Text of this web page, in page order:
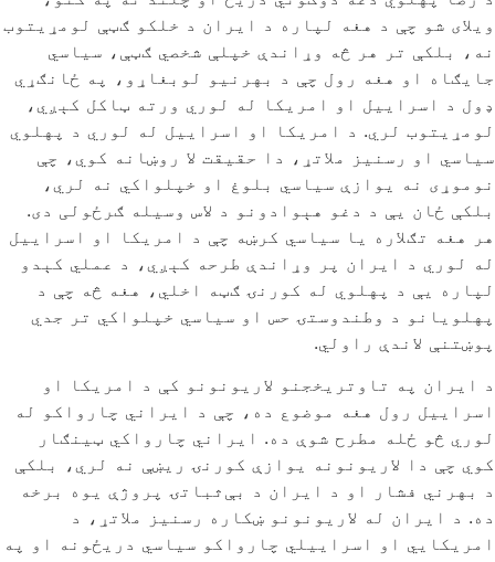
ویلای شو چې د هغه لپاره د ایران د خلکو ګټې لومړیتوب
نه، بلکې تر هر څه وړاندې خپلې شخصي ګټې، سیاسي
جایګاه او هغه رول چې د بهرنیو لوبغاړو، په ځانګړي
ډول د اسراییل او امریکا له لوري ورته ټاکل کېږي،
لومړیتوب لري. د امریکا او اسراییل له لوري د پهلوي
سیاسي او رسنیز ملاتړ، دا حقیقت لا روښانه کوي، چې
نوموړی نه یوازې سیاسي بلوغ او خپلواکي نه لري،
بلکې ځان یې د دغو هېوادونو د لاس وسیله ګرځولی دی.
هر هغه تګلاره یا سیاسي کرښه چې د امریکا او اسراییل
له لوري د ایران پر وړاندې طرحه کېږي، د عملي کېدو
لپاره یې د پهلوي له کورنۍ ګټه اخلي، هغه څه چې د
پهلویانو د وطندوستۍ حس او سیاسي خپلواکي تر جدي
پوښتنې لاندې راولي.
د ایران په تاوتریخجنو لاریونونو کې د امریکا او
اسراییل رول هغه موضوع ده، چې د ایراني چارواکو له
لوري څو ځله مطرح شوې ده. ایراني چارواکي ټینګار
کوي چې دا لاریونونه یوازې کورنۍ ریښې نه لري، بلکې
د بهرني فشار او د ایران د بې‌ثباتۍ پروژې یوه برخه
ده. د ایران له لاریونونو ښکاره رسنیز ملاتړ، د
امریکایي او اسراییلي چارواکو سیاسي دریځونه او په